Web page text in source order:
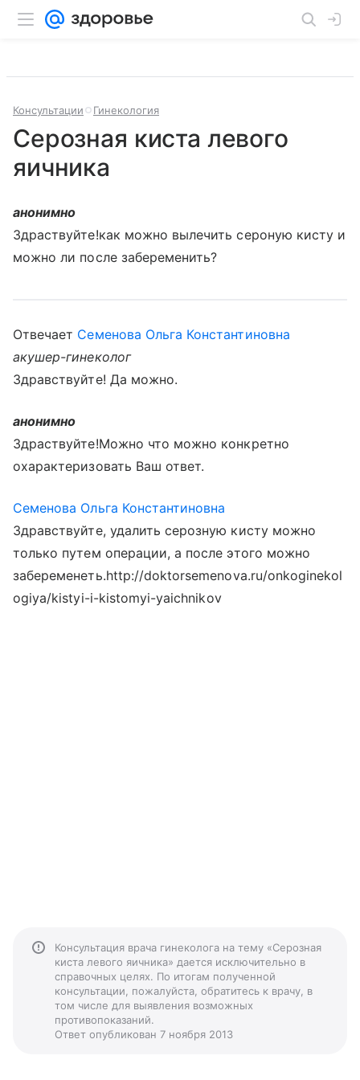
Консультации Гинекология
Серозная киста левого
яичника
анонимно
Здраствуйте!как можно вылечить сероную кисту и
можно ли после забеременить?
Отвечает Семенова Ольга Константиновна
акушер-гинеколог
Здравствуйте! Да можно.
анонимно
Здраствуйте!Можно что можно конкретно
охарактеризовать Ваш ответ.
Семенова Ольга Константиновна
Здравствуйте, удалить серозную кисту можно
только путем операции, а после этого можно
забеременеть.http://doktorsemenova.ru/onkoginekol
ogiya/kistyi-i-kistomyi-yaichnikov
Консультация врача гинеколога на тему «Серозная
киста левого яичника» дается исключительно в
справочных целях. По итогам полученной
консультации, пожалуйста, обратитесь к врачу, в
том числе для выявления возможных
противопоказаний.
Ответ опубликован 7 ноября 2013